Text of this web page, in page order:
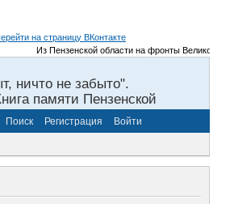
Из Пензенской области на фронты Великой
ничто не забыто".
памяти Пензенской
Поиск Регистрация Войти